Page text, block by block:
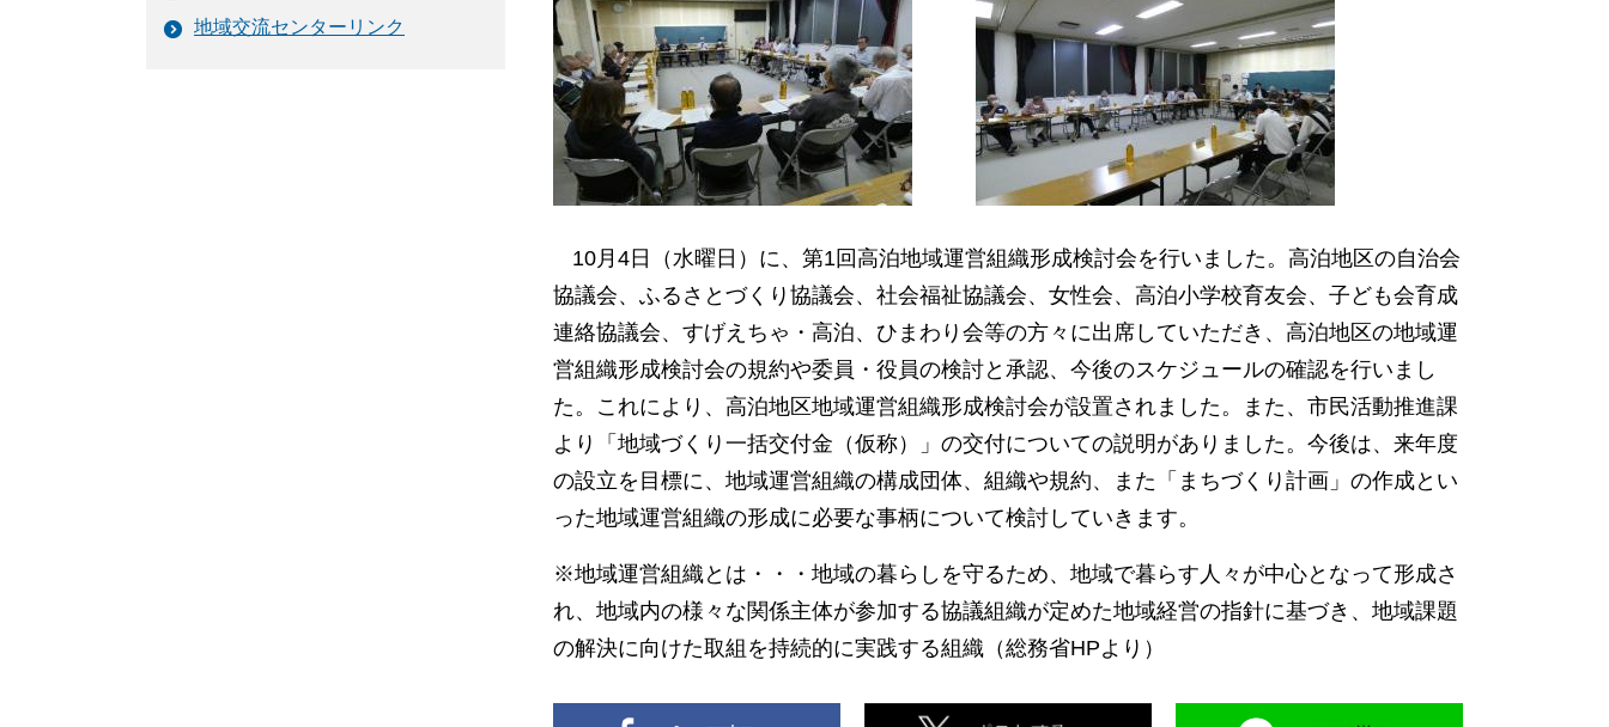
10月4日（水曜日）に、第1回高泊地域運営組織形成検討会を行いました。高泊地区の自治会
協議会、ふるさとづくり協議会、社会福祉協議会、女性会、高泊小学校育友会、子ども会育成
連絡協議会、すげえちゃ・高泊、ひまわり会等の方々に出席していただき、高泊地区の地域運
営組織形成検討会の規約や委員・役員の検討と承認、今後のスケジュールの確認を行いまし
た。これにより、高泊地区地域運営組織形成検討会が設置されました。また、市民活動推進課
より「地域づくり一括交付金（仮称）」の交付についての説明がありました。今後は、来年度
の設立を目標に、地域運営組織の構成団体、組織や規約、また「まちづくり計画」の作成とい
った地域運営組織の形成に必要な事柄について検討していきます。
※地域運営組織とは・・・地域の暮らしを守るため、地域で暮らす人々が中心となって形成さ
れ、地域内の様々な関係主体が参加する協議組織が定めた地域経営の指針に基づき、地域課題
の解決に向けた取組を持続的に実践する組織（総務省HPより）
地域交流センターリンク